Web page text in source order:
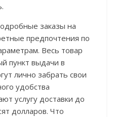
заказы на
предпочтения по
Весь товар
пункт выдачи в
лично забрать свои
удобства
услугу доставки до
долларов. Что